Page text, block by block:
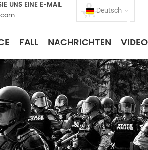
Deutsch
UNS EINE E-MAIL
FALL NACHRICHTEN VIDEO